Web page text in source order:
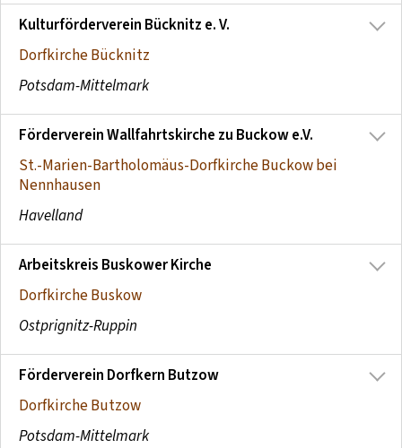
Kulturförderverein Bücknitz e. V.
Dorfkirche Bücknitz
Potsdam-Mittelmark
Förderverein Wallfahrtskirche zu Buckow e.V.
St.-Marien-Bartholomäus-Dorfkirche Buckow bei
Nennhausen
Havelland
Arbeitskreis Buskower Kirche
Dorfkirche Buskow
Ostprignitz-Ruppin
Förderverein Dorfkern Butzow
Dorfkirche Butzow
Potsdam-Mittelmark